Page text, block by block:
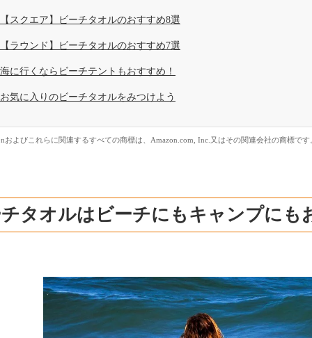
【スクエア】ビーチタオルのおすすめ8選
【ラウンド】ビーチタオルのおすすめ7選
海に行くならビーチテントもおすすめ！
お気に入りのビーチタオルをみつけよう
およびこれらに関連するすべての商標は、Amazon.com, Inc.又はその関連会社の商標です
タオルはビーチにもキャンプにも